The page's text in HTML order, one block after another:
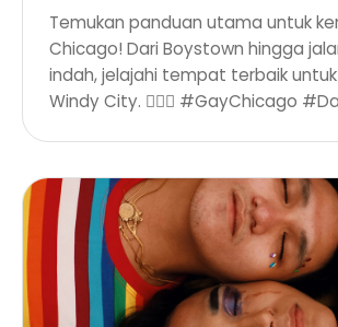
Temukan panduan utama untuk
Chicago! Dari Boystown hingga
indah, jelajahi tempat terbaik
Windy City. 🏳️‍🌈✨ #GayChicago